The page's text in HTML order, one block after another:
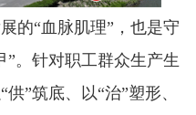
的“血脉肌理”，也是守
”。针对职工群众生产生
”筑底、以“治”塑形、